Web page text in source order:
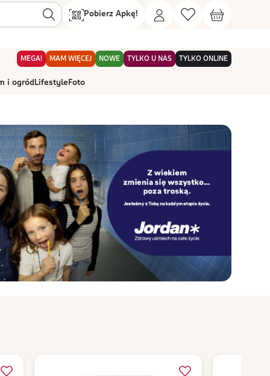
Pobierz Apkę!
MEGA! MAM WIĘCEJ NOWE TYLKO U NAS TYLKO ONLINE
i ogród Lifestyle Foto